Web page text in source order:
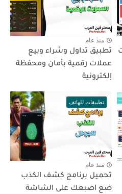
منذ عام
تطبيق تداول وشراء وبيع
عملات رقمية بأمان ومحفظة
إلكترونية
تطبيقات للهاتف
منذ عام
تحميل برنامج كشف الكذب
ضع اصبعك على الشاشة